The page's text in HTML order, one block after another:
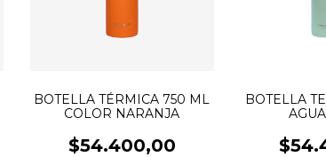
BOTELLA TÉRMICA 750 ML
COLOR NARANJA
$54.400,00
BOTELLA